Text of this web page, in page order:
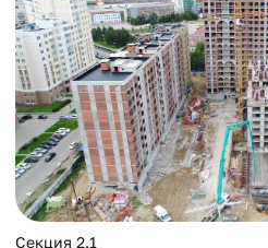
Секция 2.1